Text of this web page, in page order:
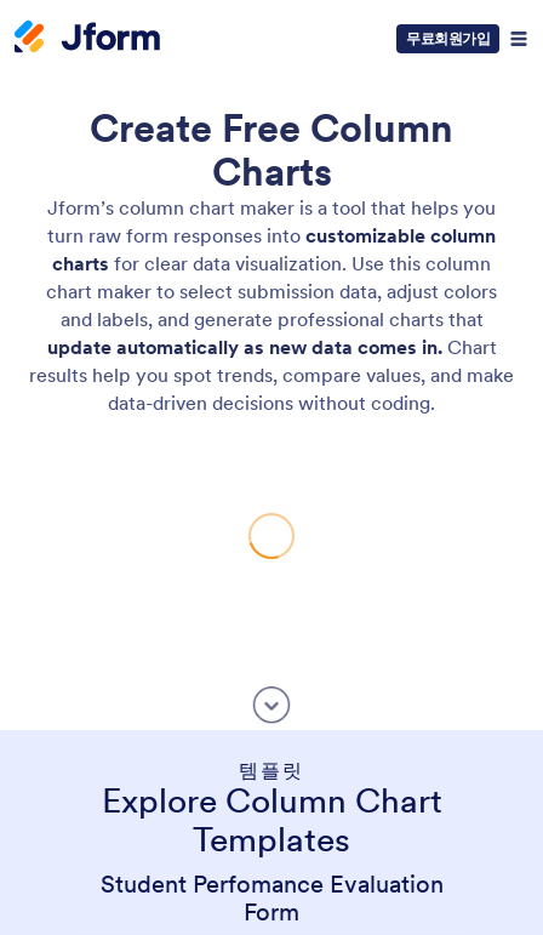
무료회원가입
Create Free Column
Charts
Jform’s column chart maker is a tool that helps you
turn raw form responses into customizable column
charts for clear data visualization. Use this column
chart maker to select submission data, adjust colors
and labels, and generate professional charts that
update automatically as new data comes in.Chart
results help you spot trends, compare values, and make
data-driven decisions without coding.
템플릿
Explore Column Chart
Templates
Student Perfomance Evaluation
Form